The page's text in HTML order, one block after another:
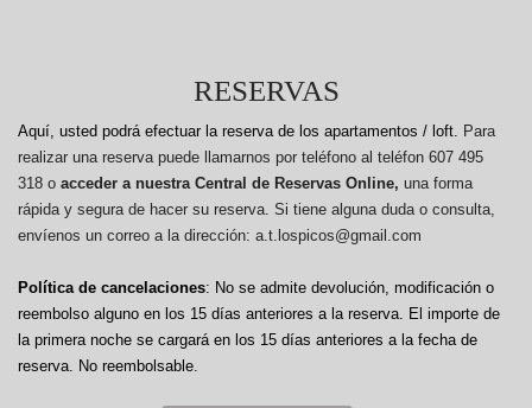
RESERVAS
Aquí, usted podrá efectuar la reserva de los apartamentos / loft. Para
realizar una reserva puede llamarnos por teléfono al teléfon 607 495
318 o acceder a nuestra Central de Reservas Online, una forma
rápida y segura de hacer su reserva. Si tiene alguna duda o consulta,
envíenos un correo a la dirección: a.t.lospicos@gmail.com
Política de cancelaciones: No se admite devolución, modificación o
reembolso alguno en los 15 días anteriores a la reserva. El importe de
la primera noche se cargará en los 15 días anteriores a la fecha de
reserva. No reembolsable.